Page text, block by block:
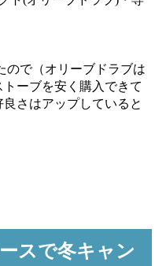
ので（オリーブドラブは
ーブを安く購入できて
さはアップしていると
スで冬キャン